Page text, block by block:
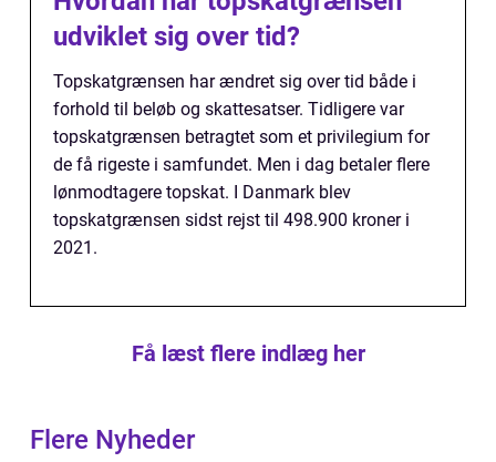
udviklet sig over tid?
Topskatgrænsen har ændret sig over tid både i
forhold til beløb og skattesatser. Tidligere var
topskatgrænsen betragtet som et privilegium for
de få rigeste i samfundet. Men i dag betaler flere
lønmodtagere topskat. I Danmark blev
topskatgrænsen sidst rejst til 498.900 kroner i
2021.
Få læst flere indlæg her
Flere Nyheder